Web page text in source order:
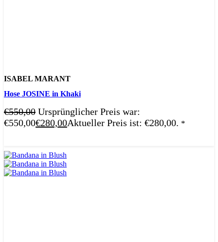
ISABEL MARANT
Hose JOSINE in Khaki
€550,00 Ursprünglicher Preis war:
€550,00€280,00Aktueller Preis ist: €280,00. *